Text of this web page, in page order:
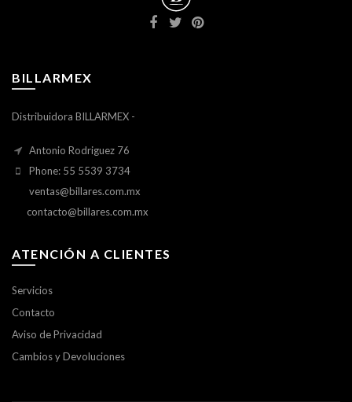
BILLARMEX
Distribuidora BILLARMEX -
Antonio Rodriguez 76
Phone: 55 5539 3734
ventas@billares.com.mx
contacto@billares.com.mx
ATENCIÓN A CLIENTES
Servicios
Contacto
Aviso de Privacidad
Cambios y Devoluciones